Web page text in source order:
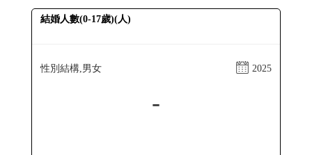
結婚人數(0-17歲)(人)
性別結構,男女 2025
-